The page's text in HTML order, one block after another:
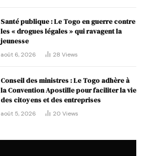
Santé publique : Le Togo en guerre contre
les « drogues légales » qui ravagent la
jeunesse
août 6, 2026 28 Views
Conseil des ministres : Le Togo adhère à
la Convention Apostille pour faciliter la vie
des citoyens et des entreprises
août 5, 2026 20 Views